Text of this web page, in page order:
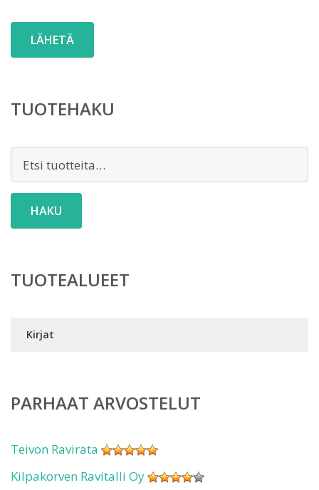
TUOTEHAKU
HAKU
TUOTEALUEET
Kirjat
PARHAAT ARVOSTELUT
Teivon Ravirata
Kilpakorven Ravitalli Oy